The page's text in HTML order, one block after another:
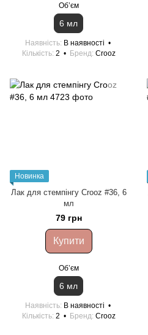
Обʼєм
6 мл
Наявність В наявності
Кількість 2 Бренд Crooz
Новинка
Лак для стемпінгу Crooz #36, 6
мл
79 грн
Купити
Обʼєм
6 мл
Наявність В наявності
Кількість 2 Бренд Crooz